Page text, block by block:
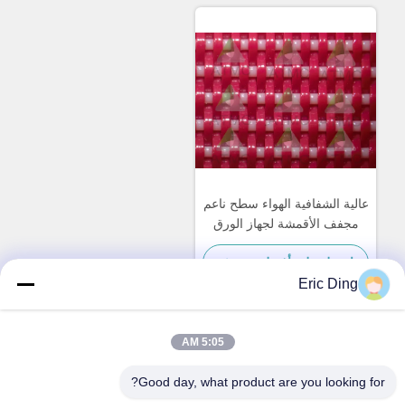
عالية الشفافية الهواء سطح ناعم
مجفف الأقمشة لجهاز الورق
مجفف القماش
احصل على أفضل سعر
Eric Ding
5:05 AM
Good day, what product are you looking for?